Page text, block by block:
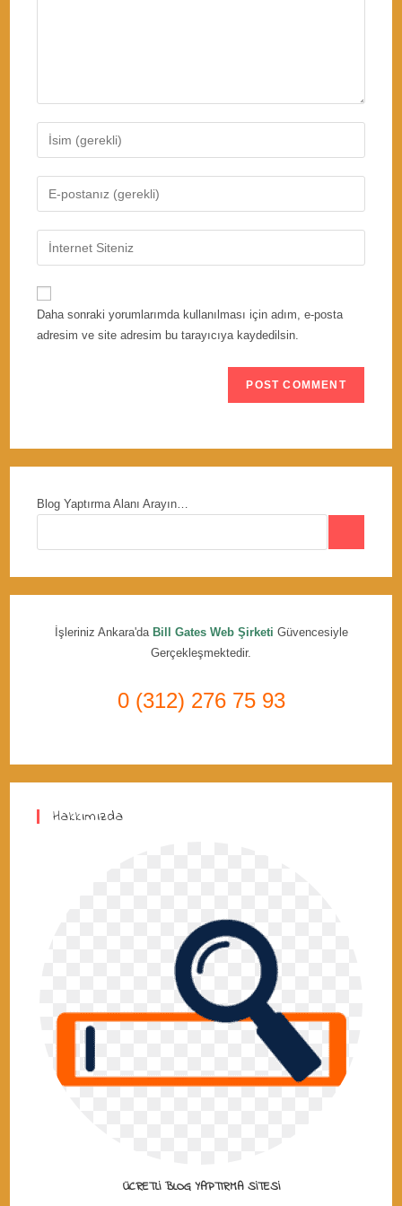
Enter
your
name
comment
your
email
address
comment
Enter
your
website
URL
(optional)
Daha sonraki yorumlarımda kullanılması için adım, e-posta
adresim ve site adresim bu tarayıcıya kaydedilsin.
Blog Yaptırma Alanı Arayın…
İşleriniz Ankara'da Bill Gates Web Şirketi Güvencesiyle
Gerçekleşmektedir.
0 (312) 276 75 93
Hakkımızda
ÜCRETLI BLOG YAPTIRMA SITESI